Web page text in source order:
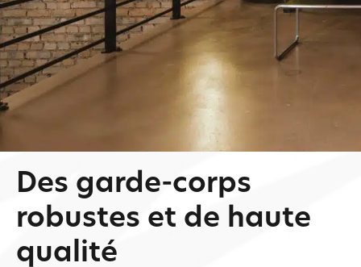
Des garde-corps
robustes et de haute
qualité